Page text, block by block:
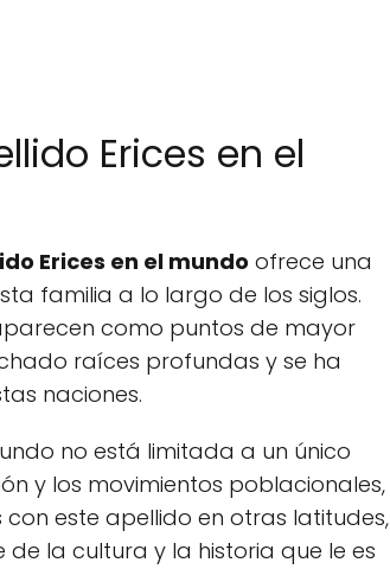
Erices en el
Erices en el mundo ofrece una
familia a lo largo de los siglos.
como puntos de mayor
raíces profundas y se ha
naciones.
no está limitada a un único
y los movimientos poblacionales,
este apellido en otras latitudes,
la cultura y la historia que le es